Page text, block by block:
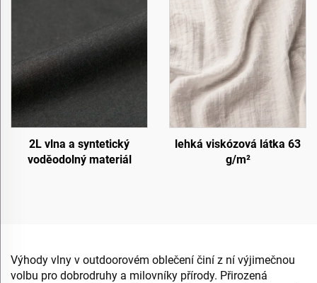
2L vlna a syntetický
voděodolný materiál
lehká viskózová látka 63
g/m²
Výhody vlny v outdoorovém oblečení činí z ní výjimečnou
volbu pro dobrodruhy a milovníky přírody. Přirozená